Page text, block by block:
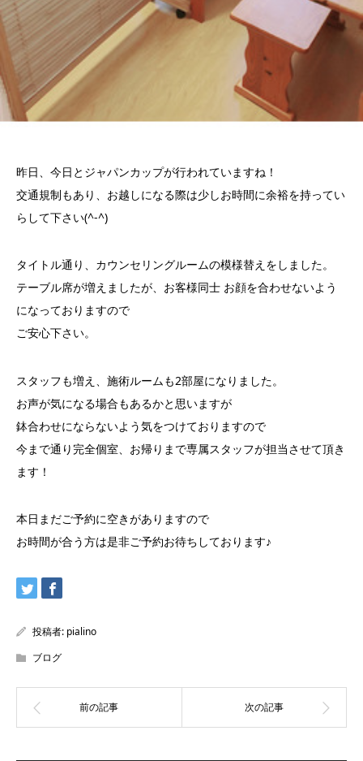
昨日、今日とジャパンカップが行われていますね！
交通規制もあり、お越しになる際は少しお時間に余裕を持ってい
らして下さい(^-^)
タイトル通り、カウンセリングルームの模様替えをしました。
テーブル席が増えましたが、お客様同士 お顔を合わせないよう
になっておりますので
ご安心下さい。
スタッフも増え、施術ルームも2部屋になりました。
お声が気になる場合もあるかと思いますが
鉢合わせにならないよう気をつけておりますので
今まで通り完全個室、お帰りまで専属スタッフが担当させて頂き
ます！
本日まだご予約に空きがありますので
お時間が合う方は是非ご予約お待ちしております♪
投稿者: pialino
ブログ